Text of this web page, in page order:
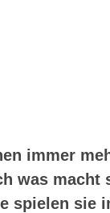
immer
was
spielen sie